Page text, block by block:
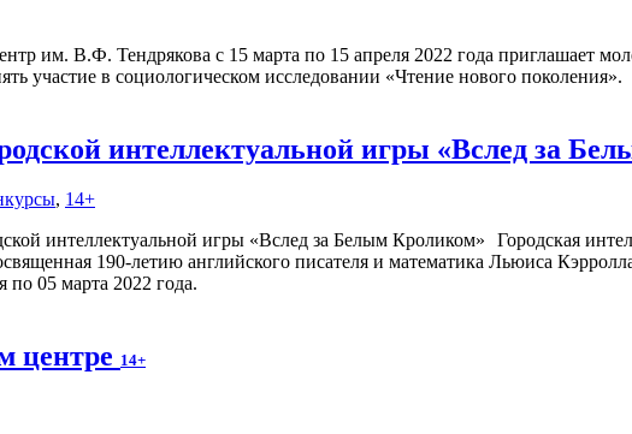
им. В.Ф. Тендрякова с 15 марта по 15 апреля 2022 года приглашает
участие в социологическом исследовании «Чтение нового поколения».
интеллектуальной игры «Вслед за
, 14+
Городская
190-летию английского писателя и математика Льюиса
05 марта 2022 года.
центре 14+